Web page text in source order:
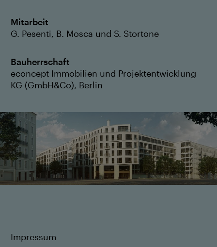
Mitarbeit
G. Pesenti, B. Mosca und S. Stortone
Bauherrschaft
econcept Immobilien und Projektentwicklung
KG (GmbH&Co), Berlin
Impressum